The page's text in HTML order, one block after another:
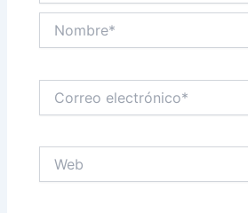
electrónico*